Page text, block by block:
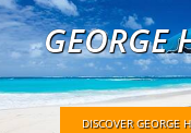
GEORGE
DISCOVER GEORGE